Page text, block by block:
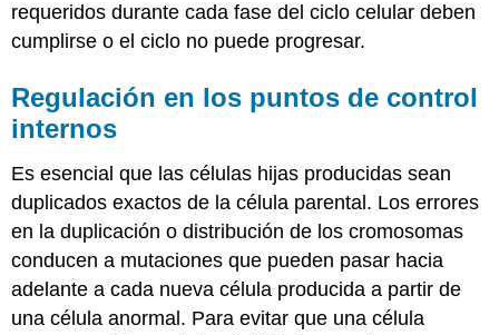
requeridos durante cada fase del ciclo celular deben
cumplirse o el ciclo no puede progresar.
Regulación en los puntos de control
internos
Es esencial que las células hijas producidas sean
duplicados exactos de la célula parental. Los errores
en la duplicación o distribución de los cromosomas
conducen a mutaciones que pueden pasar hacia
adelante a cada nueva célula producida a partir de
una célula anormal. Para evitar que una célula